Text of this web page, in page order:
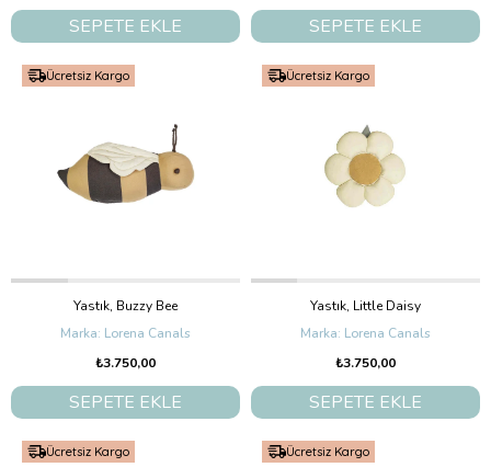
SEPETE EKLE SEPETE EKLE
Yastık, Buzzy Bee
Lorena Canals
₺3.750,00
SEPETE EKLE
Ücretsiz Kargo
Yastık, Little Daisy
Lorena Canals
₺3.750,00
SEPETE EKLE
Ücretsiz Kargo
Ücretsiz Kargo Ücretsiz Kargo